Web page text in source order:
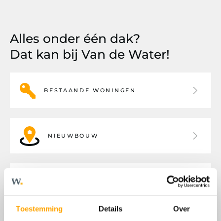
Toestemming Details Over
Alles onder één dak?
Dat kan bij Van de Water!
BESTAANDE WONINGEN
NIEUWBOUW